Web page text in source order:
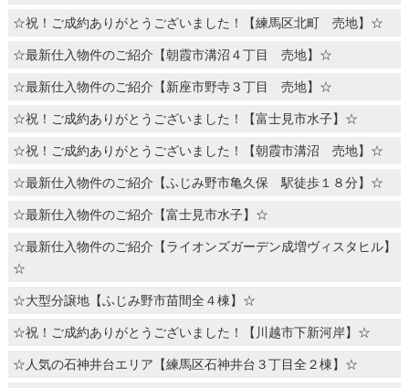
☆祝！ご成約ありがとうございました！【練馬区北町 売地】☆
☆最新仕入物件のご紹介【朝霞市溝沼４丁目 売地】☆
☆最新仕入物件のご紹介【新座市野寺３丁目 売地】☆
☆祝！ご成約ありがとうございました！【富士見市水子】☆
☆祝！ご成約ありがとうございました！【朝霞市溝沼 売地】☆
☆最新仕入物件のご紹介【ふじみ野市亀久保 駅徒歩１８分】☆
☆最新仕入物件のご紹介【富士見市水子】☆
☆最新仕入物件のご紹介【ライオンズガーデン成増ヴィスタヒル】
☆
☆大型分譲地【ふじみ野市苗間全４棟】☆
☆祝！ご成約ありがとうございました！【川越市下新河岸】☆
☆人気の石神井台エリア【練馬区石神井台３丁目全２棟】☆